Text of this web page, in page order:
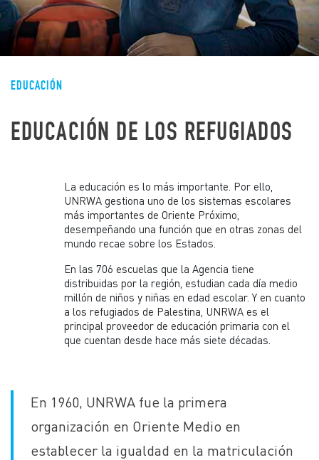
EDUCACIÓN
EDUCACIÓN DE LOS REFUGIADOS
La educación es lo más importante. Por ello,
UNRWA gestiona uno de los sistemas escolares
más importantes de Oriente Próximo,
desempeñando una función que en otras zonas del
mundo recae sobre los Estados.
En las 706 escuelas que la Agencia tiene
distribuidas por la región, estudian cada día medio
millón de niños y niñas en edad escolar. Y en cuanto
a los refugiados de Palestina, UNRWA es el
principal proveedor de educación primaria con el
que cuentan desde hace más siete décadas.
En 1960, UNRWA fue la primera
organización en Oriente Medio en
establecer la igualdad en la matriculación